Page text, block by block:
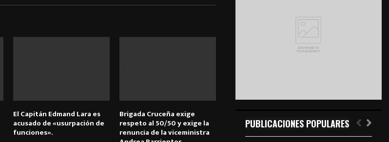
El Capitán Edmand Lara es
acusado de «usurpación de
funciones».
Brigada Cruceña exige
respeto al 50/50 y exige la
renuncia de la viceministra
PUBLICACIONES POPULARES